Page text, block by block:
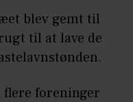
blev gemt til
til at lave de
flere foreninger